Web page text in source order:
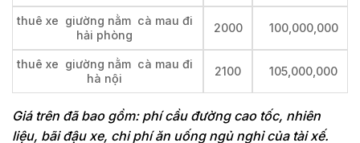
thuê xe giường nằm cà mau đi
hải phòng
2000 100,000,000
thuê xe giường nằm cà mau đi
hà nội
2100 105,000,000
Giá trên đã bao gồm: phí cầu đường cao tốc, nhiên
liệu, bãi đậu xe, chi phí ăn uống ngủ nghỉ của tài xế.